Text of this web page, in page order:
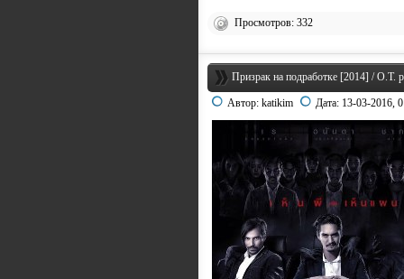
Просмотров: 332
Призрак на подработке [2014] / O.T.
Автор: katikim Дата: 13-03-2016,